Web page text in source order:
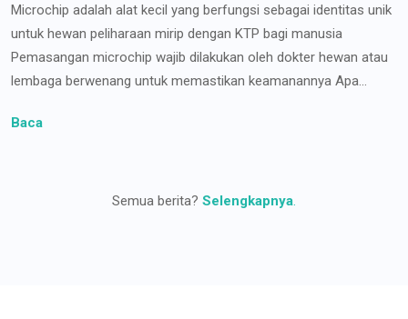
Microchip adalah alat kecil yang berfungsi sebagai identitas unik
untuk hewan peliharaan mirip dengan KTP bagi manusia
Pemasangan microchip wajib dilakukan oleh dokter hewan atau
lembaga berwenang untuk memastikan keamanannya Apa...
Baca
Semua berita? Selengkapnya